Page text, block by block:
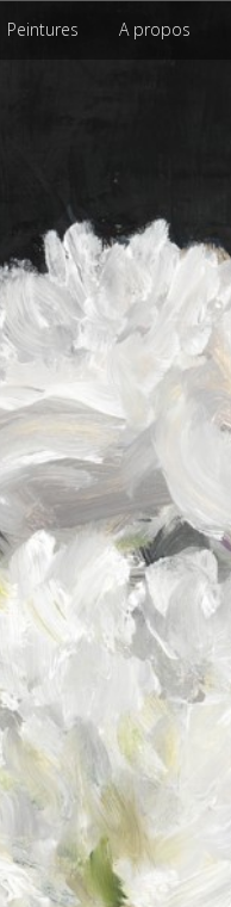
Peintures A propos